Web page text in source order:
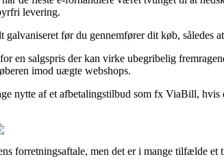
levering.
før du gennemfører dit køb, således
salgspris der kan virke ubegribelig
imod uægte webshops.
nytte af et afbetalingstilbud som fx ViaBill, hvis
forretningsaftale, men det er i mange tilfælde et